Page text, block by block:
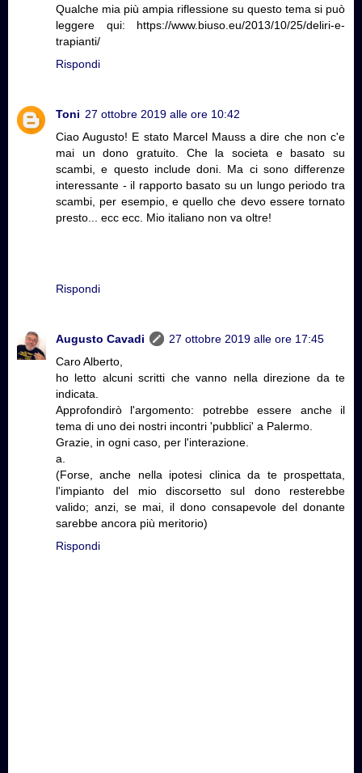
Qualche mia più ampia riflessione su questo tema si può
leggere qui: https://www.biuso.eu/2013/10/25/deliri-e-
trapianti/
Rispondi
Toni 27 ottobre 2019 alle ore 10:42
Ciao Augusto! E stato Marcel Mauss a dire che non c'e
mai un dono gratuito. Che la societa e basato su
scambi, e questo include doni. Ma ci sono differenze
interessante - il rapporto basato su un lungo periodo tra
scambi, per esempio, e quello che devo essere tornato
presto... ecc ecc. Mio italiano non va oltre!
Rispondi
Augusto Cavadi
27 ottobre 2019 alle ore 17:45
Caro Alberto,
ho letto alcuni scritti che vanno nella direzione da te
indicata.
Approfondirò l'argomento: potrebbe essere anche il
tema di uno dei nostri incontri 'pubblici' a Palermo.
Grazie, in ogni caso, per l'interazione.
a.
(Forse, anche nella ipotesi clinica da te prospettata,
l'impianto del mio discorsetto sul dono resterebbe
valido; anzi, se mai, il dono consapevole del donante
sarebbe ancora più meritorio)
Rispondi